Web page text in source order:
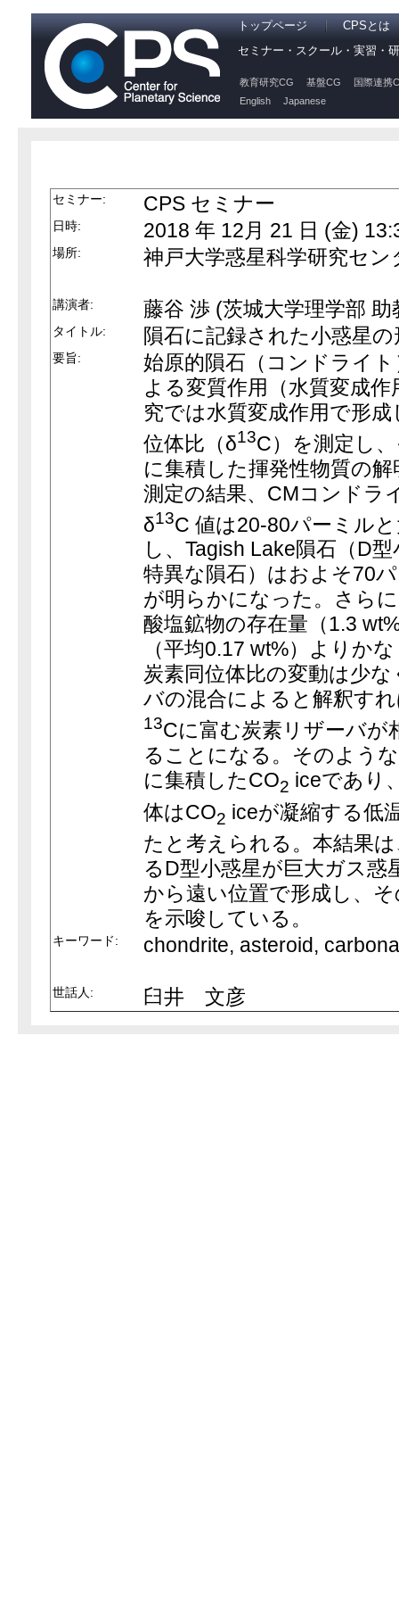
トップページ
CPSとは
セミナー・スクール・実習・
教育研究CG 基盤CG
国際連携
English
Japanese
セミナー: CPS セミナー
日時: 2018 年 12月 21 日 (金)
場所: 神戸大学惑星科学研究セ
講演者: 藤谷 渉 (茨城大学理学部 助
タイトル: 隕石に記録された小惑星
要旨:
始原的隕石（コンドライ
よる変質作用（水質変成
究では水質変成作用で形
位体比（δ13C）を測定し
に集積した揮発性物質の
測定の結果、CMコンドラ
δ13C 値は20-80パーミル
し、Tagish Lake隕石（D
特異な隕石）はおよそ70
が明らかになった。さら
酸塩鉱物の存在量（1.3
（平均0.17 wt%）よりか
炭素同位体比の変動は少
バの混合によると解釈す
13Cに富む炭素リザーバが
ることになる。そのよう
に集積したCO2 iceであり
体はCO2 iceが凝縮する低
たと考えられる。本結果
るD型小惑星が巨大ガス惑
から遠い位置で形成し、
を示唆している。
キーワード: chondrite, asteroid,
世話人: 臼井 文彦